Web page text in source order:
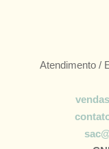
Atendimento /